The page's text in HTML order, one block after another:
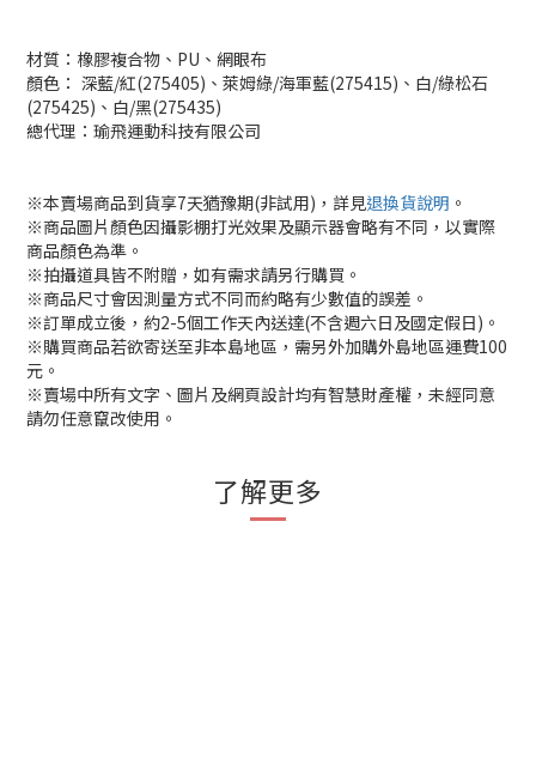
材質：橡膠複合物、PU、網眼布
顏色： 深藍/紅(275405)、萊姆綠/海軍藍(275415)、白/綠松石
(275425)、白/黑(275435)
總代理：瑜飛運動科技有限公司
※本賣場商品到貨享7天猶豫期(非試用)，詳見退換貨說明 。
※商品圖片顏色因攝影棚打光效果及顯示器會略有不同，以實際
商品顏色為準。
※拍攝道具皆不附贈，如有需求請另行購買。
※商品尺寸會因測量方式不同而約略有少數值的誤差。
※訂單成立後，約2-5個工作天內送達(不含週六日及國定假日)。
※購買商品若欲寄送至非本島地區，需另外加購外島地區運費100
元。
※賣場中所有文字、圖片及網頁設計均有智慧財產權，未經同意
請勿任意竄改使用。
了解更多